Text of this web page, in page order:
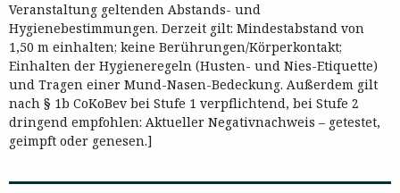
Veranstaltung geltenden Abstands- und
Hygienebestimmungen. Derzeit gilt: Mindestabstand von
1,50 m einhalten; keine Berührungen/Körperkontakt;
Einhalten der Hygieneregeln (Husten- und Nies-Etiquette)
und Tragen einer Mund-Nasen-Bedeckung. Außerdem gilt
nach § 1b CoKoBev bei Stufe 1 verpflichtend, bei Stufe 2
dringend empfohlen: Aktueller Negativnachweis – getestet,
geimpft oder genesen.]